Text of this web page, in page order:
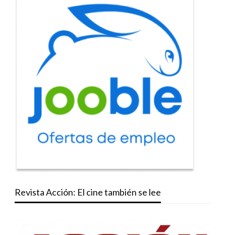
Revista Acción: El cine también se lee